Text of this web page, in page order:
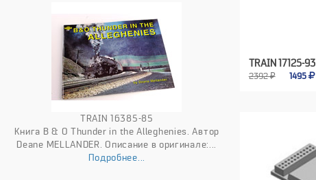
TRAIN 16385-85
Книга B & O Thunder in the Alleghenies. Автор
Deane MELLANDER. Описание в оригинале:...
Подробнее...
TRAIN 17125-93
2392 ₽ 1495